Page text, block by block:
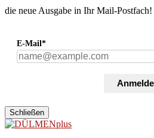
die neue Ausgabe in Ihr Mail-Postfach!
E-Mail*
Schließen